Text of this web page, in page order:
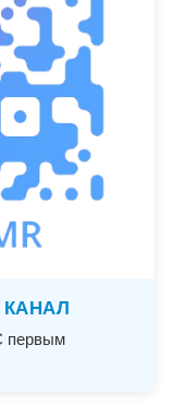
первым